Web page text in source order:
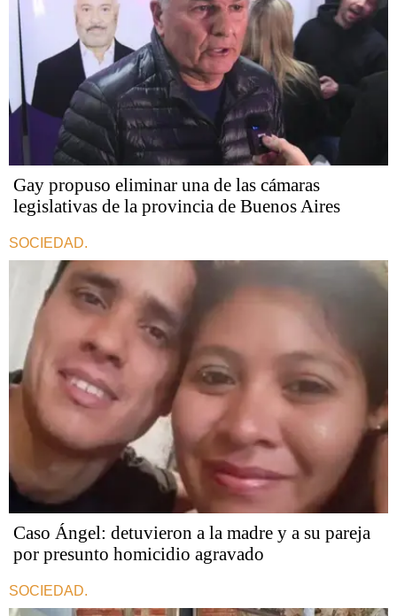
Gay propuso eliminar una de las cámaras
legislativas de la provincia de Buenos Aires
SOCIEDAD.
Caso Ángel: detuvieron a la madre y a su pareja
por presunto homicidio agravado
SOCIEDAD.